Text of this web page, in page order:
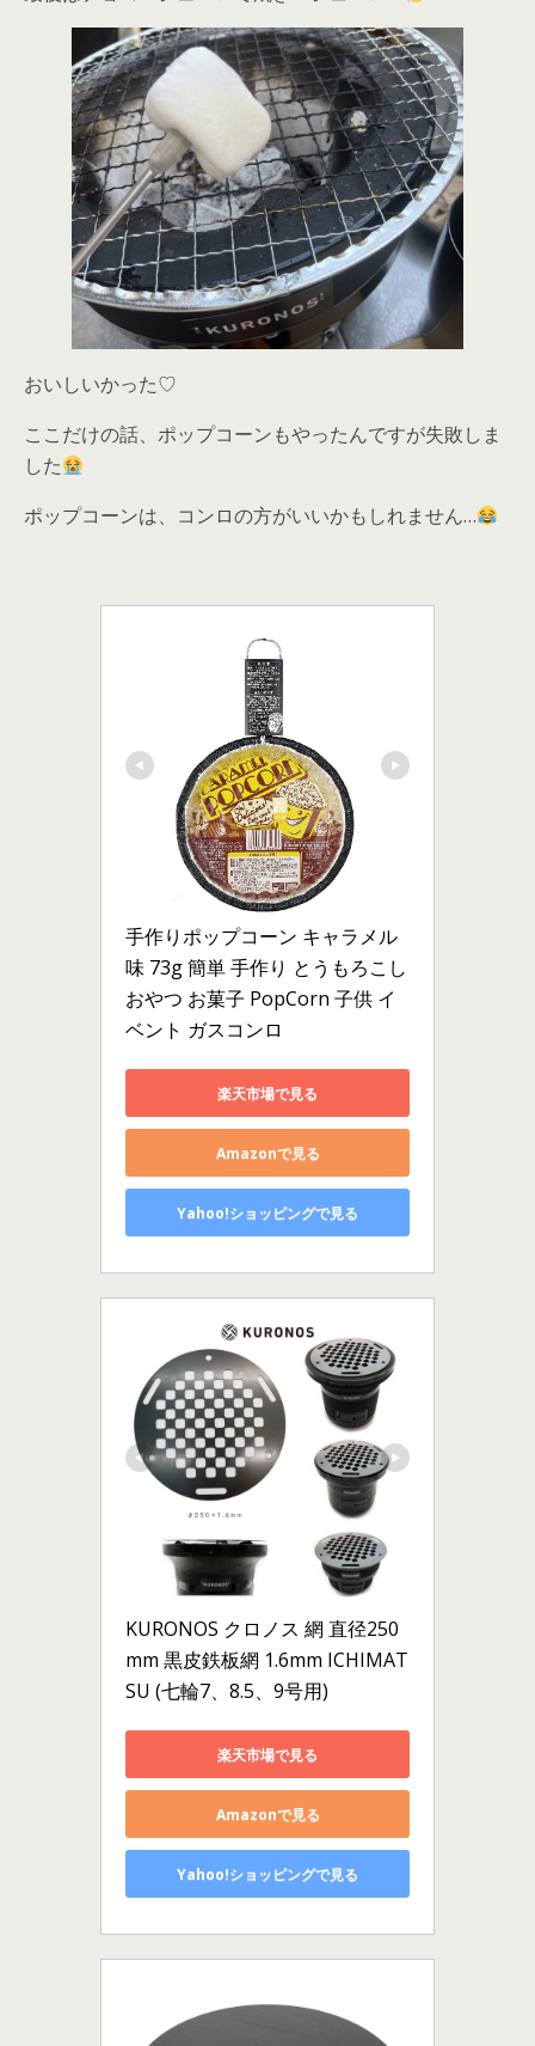
おいしいかった♡
ここだけの話、ポップコーンもやったんですが失敗しま
した
ポップコーンは、コンロの方がいいかもしれません…
手作りポップコーン キャラメル
味 73g 簡単 手作り とうもろこし
おやつ お菓子 PopCorn 子供 イ
ベント ガスコンロ
楽天市場で見る
Amazonで見る
Yahoo!ショッピングで見る
KURONOS クロノス 網 直径250
mm 黒皮鉄板網 1.6mm ICHIMAT
SU (七輪7、8.5、9号用)
楽天市場で見る
Amazonで見る
Yahoo!ショッピングで見る